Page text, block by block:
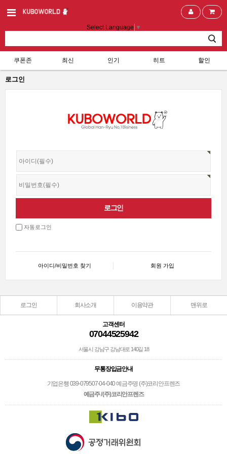
Select Language ▼
쿠폰존 최신 인기 히트 할인
로그인
자동로그인
아이디/비밀번호 찾기 회원 가입
로그인 회사소개 이용약관 맨위로
고객센터
07044525942
서울시 강남구 강남대로 140길 18
무통장입금안내
기업은행 039-079507-04-040 예금주명 (주)코리안프렌즈
예금주 / (주)코리안프렌즈